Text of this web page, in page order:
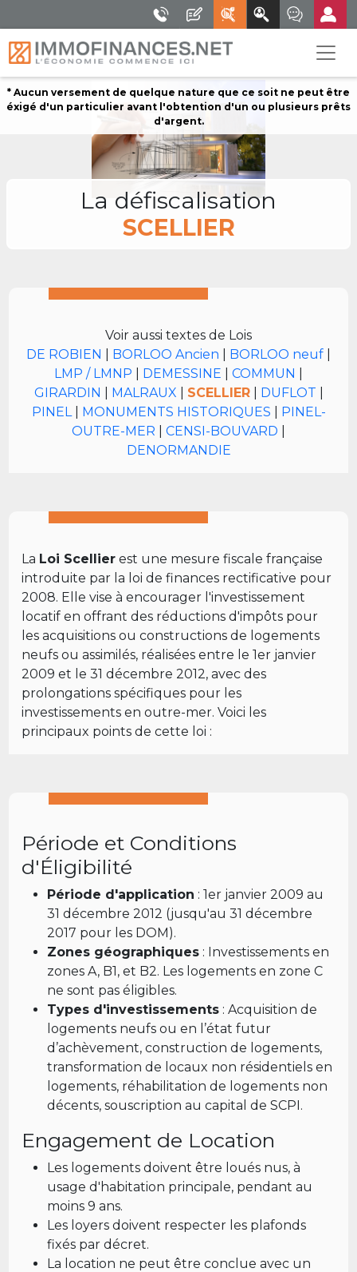
* Aucun versement de quelque nature que ce soit ne peut être
éxigé d'un particulier avant l'obtention d'un ou plusieurs prêts
d'argent.
La défiscalisation
SCELLIER
Voir aussi textes de Lois
DE ROBIEN
BORLOO Ancien BORLOO neuf
LMP / LMNP
DEMESSINE COMMUN
GIRARDIN
MALRAUX SCELLIER| DUFLOT
PINEL| MONUMENTS HISTORIQUES
PINEL-
OUTRE-MER
CENSI-BOUVARD
DENORMANDIE
La Loi Scellier est une mesure fiscale française
introduite par la loi de finances rectificative pour
2008. Elle vise à encourager l'investissement
locatif en offrant des réductions d'impôts pour
les acquisitions ou constructions de logements
neufs ou assimilés, réalisées entre le 1er janvier
2009 et le 31 décembre 2012, avec des
prolongations spécifiques pour les
investissements en outre-mer. Voici les
principaux points de cette loi :
Période et Conditions
d'Éligibilité
Période d'application : 1er janvier 2009 au
31 décembre 2012 (jusqu'au 31 décembre
2017 pour les DOM).
Zones géographiques : Investissements en
zones A, B1, et B2. Les logements en zone C
ne sont pas éligibles.
Types d'investissements : Acquisition de
logements neufs ou en l’état futur
d’achèvement, construction de logements,
transformation de locaux non résidentiels en
logements, réhabilitation de logements non
décents, souscription au capital de SCPI.
Engagement de Location
Les logements doivent être loués nus, à
usage d'habitation principale, pendant au
moins 9 ans.
Les loyers doivent respecter les plafonds
fixés par décret.
La location ne peut être conclue avec un